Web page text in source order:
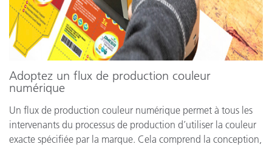
Adoptez un flux de production couleur
numérique
Un flux de production couleur numérique permet à tous les
intervenants du processus de production d’utiliser la couleur
exacte spécifiée par la marque. Cela comprend la conception,